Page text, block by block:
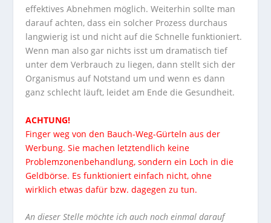
effektives Abnehmen möglich. Weiterhin sollte man
darauf achten, dass ein solcher Prozess durchaus
langwierig ist und nicht auf die Schnelle funktioniert.
Wenn man also gar nichts isst um dramatisch tief
unter dem Verbrauch zu liegen, dann stellt sich der
Organismus auf Notstand um und wenn es dann
ganz schlecht läuft, leidet am Ende die Gesundheit.
ACHTUNG!
Finger weg von den Bauch-Weg-Gürteln aus der
Werbung. Sie machen letztendlich keine
Problemzonenbehandlung, sondern ein Loch in die
Geldbörse. Es funktioniert einfach nicht, ohne
wirklich etwas dafür bzw. dagegen zu tun.
An dieser Stelle möchte ich auch noch einmal darauf